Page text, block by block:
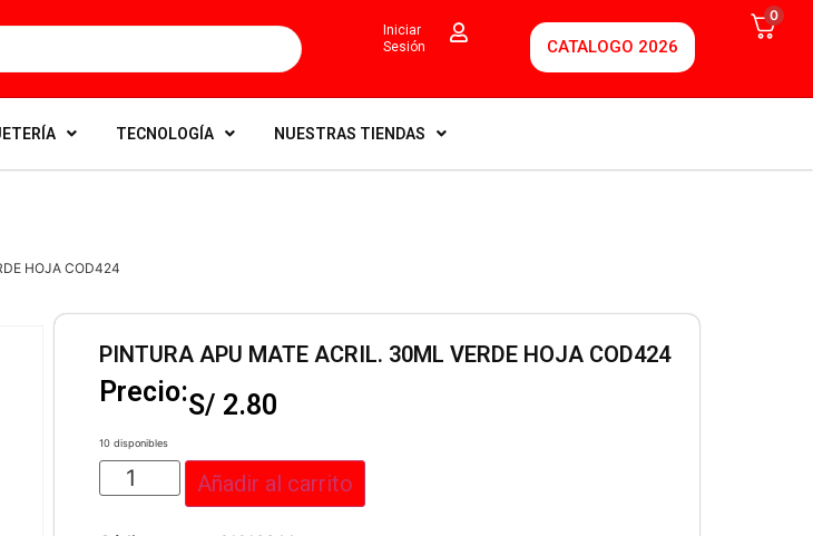
Iniciar
Sesión
CATALOGO 2026
0
TECNOLOGÍA NUESTRAS TIENDAS
HOJA COD424
PINTURA APU MATE ACRIL. 30ML VERDE HOJA COD424
Precio:S/ 2.80
10 disponibles
Añadir al carrito